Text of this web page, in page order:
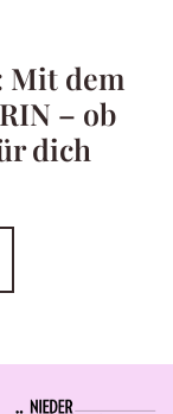
Mit dem
– ob
dich